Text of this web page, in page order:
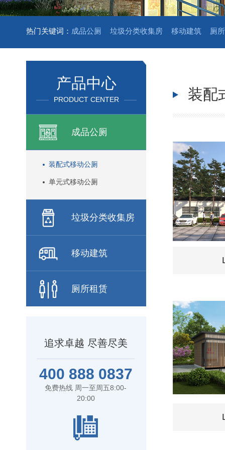
热门关键词： 成品公厕 垃圾分类收集房 移动建筑 厕
产品中心
PRODUCT CENTER
成品公厕
装配式移动公厕
单元式移动公厕
垃圾分类收集房
移动建筑
厕所租赁
追求卓越 尽善尽美
400 888 0837
免费热线 周一至周五8:00-
20:00
装配